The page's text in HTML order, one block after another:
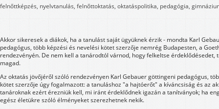
felnőttképzés, nyelvtanulás, felnőttoktatás, oktatáspolitika, pedagógia,
Akkor sikeresek a diákok, ha a tanulást saját ügyüknek érzik - mondta Karl
pedagógus, több képzési és nevelési kötet szerzője nemrég Budapesten, a
rendezvényén. De nem kell a tanárodtól várnod, hogy felkeltse érdeklődésedet,
magad.
Az oktatás jövőjéről szóló rendezvényen Karl Gebauer göttingeni pedagógus,
kötet szerzője úgy fogalmazott: a tanuláshoz "a hajtóerőt" a kíváncsiság és az
tanároknak ezért érezniük kell, mi iránt érdeklődnek igazán a tanítványok; ha
egész életükre szóló élményeket szerezhetnek nekik.